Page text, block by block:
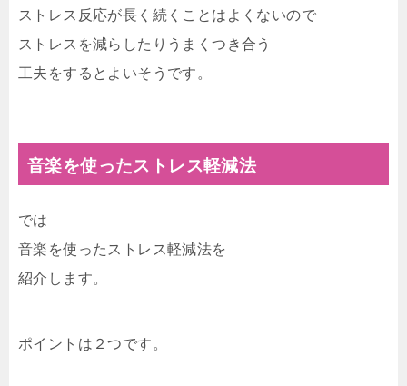
ストレス反応が長く続くことはよくないので
ストレスを減らしたりうまくつき合う
工夫をするとよいそうです。
音楽を使ったストレス軽減法
では
音楽を使ったストレス軽減法を
紹介します。
ポイントは２つです。